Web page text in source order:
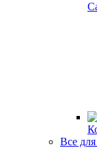
Все